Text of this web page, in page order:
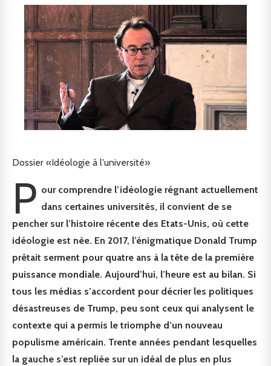
Dossier «Idéologie à l'université»
P our comprendre l’idéologie régnant actuellement
dans certaines universités, il convient de se
pencher sur l’histoire récente des Etats-Unis, où cette
idéologie est née. En 2017, l’énigmatique Donald Trump
prêtait serment pour quatre ans à la tête de la première
puissance mondiale. Aujourd’hui, l’heure est au bilan. Si
tous les médias s’accordent pour décrier les politiques
désastreuses de Trump, peu sont ceux qui analysent le
contexte qui a permis le triomphe d’un nouveau
populisme américain. Trente années pendant lesquelles
la gauche s’est repliée sur un idéal de plus en plus